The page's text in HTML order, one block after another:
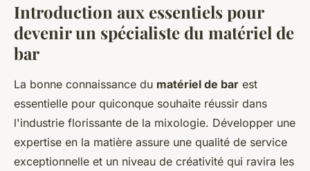
Introduction aux essentiels pour
devenir un spécialiste du matériel de
bar
La bonne connaissance du matériel de bar est
essentielle pour quiconque souhaite réussir dans
l'industrie florissante de la mixologie. Développer une
expertise en la matière assure une qualité de service
exceptionnelle et un niveau de créativité qui ravira les